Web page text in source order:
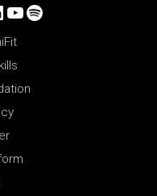
YouTube
Spotify